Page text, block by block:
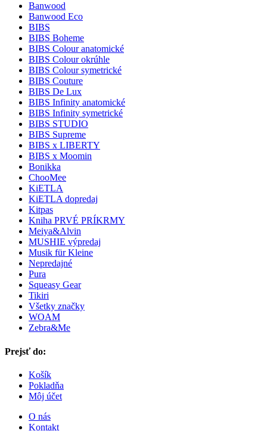
Banwood
Banwood Eco
BIBS
BIBS Boheme
BIBS Colour anatomické
BIBS Colour okrúhle
BIBS Colour symetrické
BIBS Couture
BIBS De Lux
BIBS Infinity anatomické
BIBS Infinity symetrické
BIBS STUDIO
BIBS Supreme
BIBS x LIBERTY
BIBS x Moomin
Bonikka
ChooMee
KiETLA
KiETLA dopredaj
Kitpas
Kniha PRVÉ PRÍKRMY
Meiya&Alvin
MUSHIE výpredaj
Musik für Kleine
Nepredajné
Pura
Squeasy Gear
Tikiri
Všetky značky
WOAM
Zebra&Me
Prejsť do:
Košík
Pokladňa
Môj účet
O nás
Kontakt